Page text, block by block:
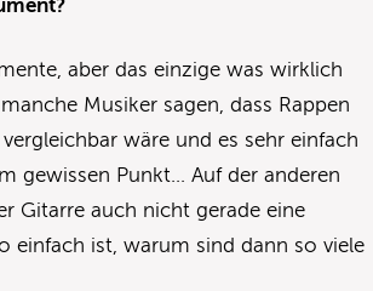
aber das einzige was wirklich
Musiker sagen, dass Rappen
wäre und es sehr einfach
gewissen Punkt… Auf der anderen
Gitarre auch nicht gerade eine
einfach ist, warum sind dann so viele